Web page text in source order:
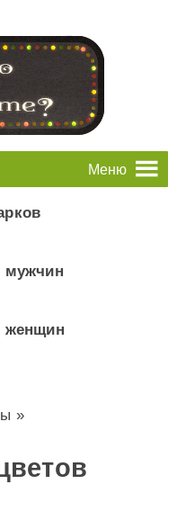
Меню
мужчин
женщин
»